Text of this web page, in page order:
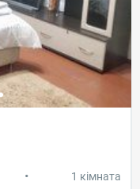
• 1 кімната